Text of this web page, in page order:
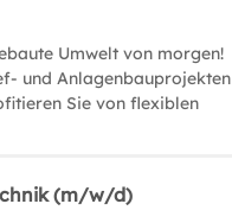
Umwelt von morgen!
und Anlagenbauprojekten
Sie von flexiblen
(m/w/d)